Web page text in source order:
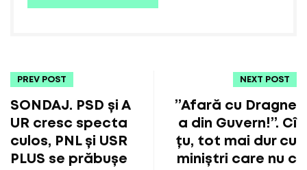
PREV POST
SONDAJ. PSD și A
UR cresc specta
culos, PNL și USR
PLUS se prăbușe
NEXT POST
”Afară cu Dragne
a din Guvern!”. Cî
țu, tot mai dur cu
miniștri care nu c